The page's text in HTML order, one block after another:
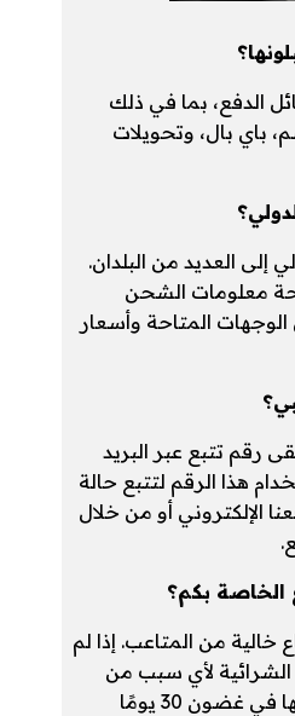
الدفع، بما في ذلك
باي بال، وتحويلات
إلى العديد من البلدان.
معلومات الشحن
المتاحة وأسعار
رقم تتبع عبر البريد
هذا الرقم لتتبع حالة
الإلكتروني أو من خلال
الخاصة بكم؟
من المتاعب. إذا لم
لأي سبب من
الأسباب، يمكنك إرجاعها في غضون 30 يومًا